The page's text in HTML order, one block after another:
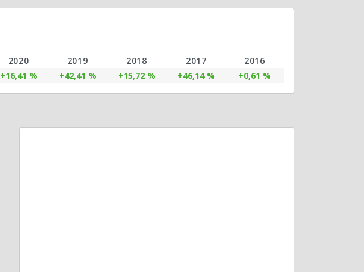
2020 2019 2018 2017
2016
+16,41 % +42,41 % +15,72 % +46,14 % +0,61 %